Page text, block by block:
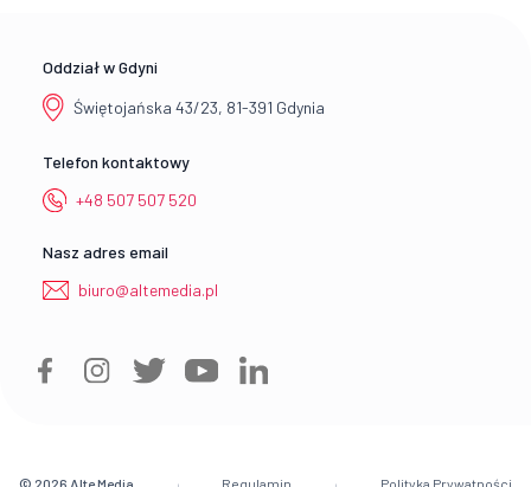
Oddział w Gdyni
Świętojańska 43/23, 81-391 Gdynia
Telefon kontaktowy
+48 507 507 520
Nasz adres email
biuro@altemedia.pl
© 2026 Alte Media Regulamin Polityka Prywatności